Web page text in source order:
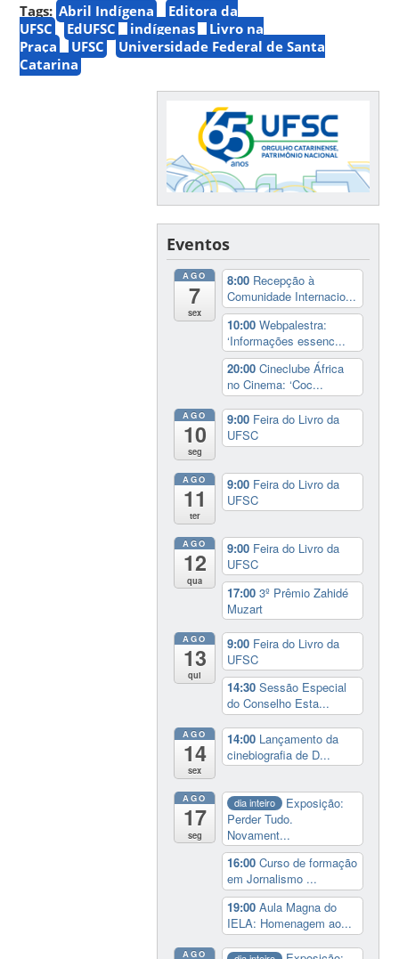
Tags: Abril Indígena
Editora da
UFSC
EdUFSC indígenas
Livro na
Praça
UFSC
Universidade Federal de Santa
Catarina
Eventos
AGO
7
sex
8:00 Recepção à
Comunidade Internacio...
10:00Webpalestra:
‘Informações essenc...
20:00Cineclube África
no Cinema: ‘Coc...
AGO
10
seg
9:00 Feira do Livro da
UFSC
AGO
11
ter
9:00 Feira do Livro da
UFSC
AGO
12
qua
9:00 Feira do Livro da
UFSC
17:003º Prêmio Zahidé
Muzart
AGO
13
qui
9:00 Feira do Livro da
UFSC
14:30Sessão Especial
do Conselho Esta...
AGO
14
sex
14:00 Lançamento da
cinebiografia de D...
AGO
17
seg
dia inteiro
Exposição:
Perder Tudo.
Novament...
16:00Curso de formação
em Jornalismo ...
19:00Aula Magna do
IELA: Homenagem ao...
AGO